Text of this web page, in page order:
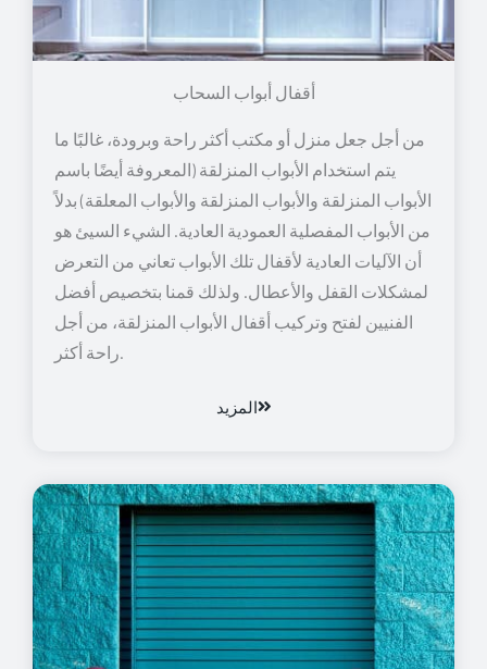
أقفال أبواب السحاب
من أجل جعل منزل أو مكتب أكثر راحة وبرودة، غالبًا ما
يتم استخدام الأبواب المنزلقة (المعروفة أيضًا باسم
الأبواب المنزلقة والأبواب المنزلقة والأبواب المعلقة) بدلاً
من الأبواب المفصلية العمودية العادية. الشيء السيئ هو
أن الآليات العادية لأقفال تلك الأبواب تعاني من التعرض
لمشكلات القفل والأعطال. ولذلك قمنا بتخصيص أفضل
الفنيين لفتح وتركيب أقفال الأبواب المنزلقة، من أجل
راحة أكثر.
المزيد